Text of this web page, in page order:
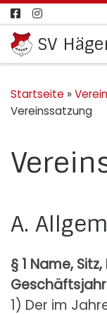
Zum Inhalt
SV
Startseite » Verein
Vereinssatzung
A.
§ 1 Name,
Geschäftsjahr
1) Der im